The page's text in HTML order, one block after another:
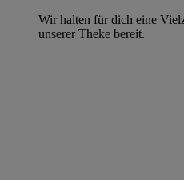
Wir halten für dich eine
unserer Theke bereit.